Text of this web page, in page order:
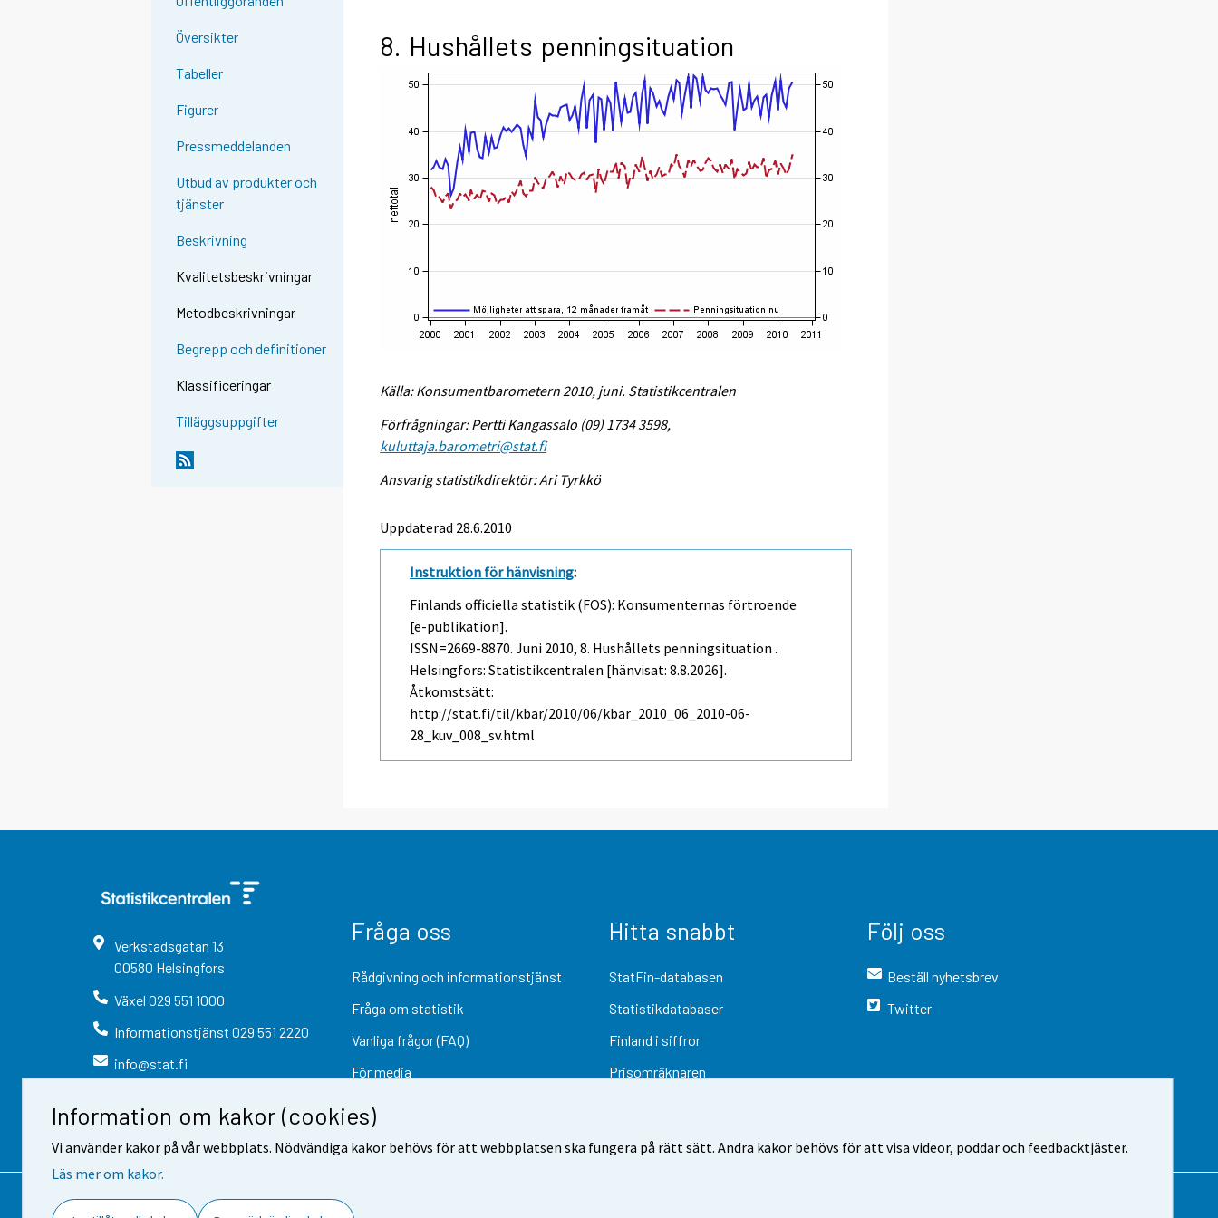
Information om kakor (cookies)
Vi använder kakor på vår webbplats. Nödvändiga kakor behövs för att webbplatsen ska fungera på rätt sätt. Andra kakor behövs för att visa videor, poddar och feedbacktjäster.
Läs mer om kakor.
Översikter
Tabeller
Figurer
Pressmeddelanden
Utbud av produkter och
tjänster
Beskrivning
Kvalitetsbeskrivningar
Metodbeskrivningar
Begrepp och definitioner
Klassificeringar
Tilläggsuppgifter
8. Hushållets penningsituation
Källa: Konsumentbarometern 2010, juni. Statistikcentralen
Förfrågningar: Pertti Kangassalo (09) 1734 3598,
kuluttaja.barometri@stat.fi
Ansvarig statistikdirektör: Ari Tyrkkö
Uppdaterad 28.6.2010
Instruktion för hänvisning:
Finlands officiella statistik (FOS): Konsumenternas förtroende
[e-publikation].
ISSN=2669-8870.Juni 2010, 8. Hushållets penningsituation .
Helsingfors: Statistikcentralen [hänvisat: 8.8.2026].
Åtkomstsätt:
http://stat.fi/til/kbar/2010/06/kbar_2010_06_2010-06-
28_kuv_008_sv.html
Verkstadsgatan 13
00580 Helsingfors
Växel 029 551 1000
Informationstjänst 029 551 2220
info@stat.fi
Fråga oss
Rådgivning och informationstjänst
Fråga om statistik
Vanliga frågor (FAQ)
För media
Hitta snabbt
StatFin-databasen
Statistikdatabaser
Finland i siffror
Prisomräknaren
Följ oss
Beställ nyhetsbrev
Twitter
Kontaktinformation Respons